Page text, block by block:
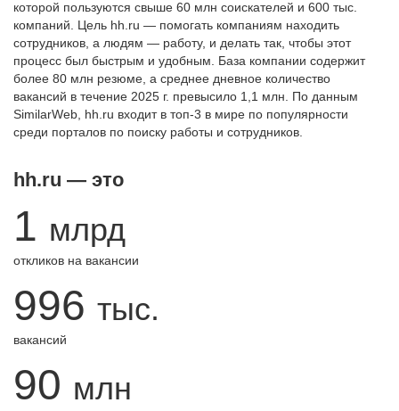
которой пользуются свыше 60 млн соискателей и 600 тыс.
компаний. Цель hh.ru — помогать компаниям находить
сотрудников, а людям — работу, и делать так, чтобы этот
процесс был быстрым и удобным. База компании содержит
более 80 млн резюме, а среднее дневное количество
вакансий в течение 2025 г. превысило 1,1 млн. По данным
SimilarWeb, hh.ru входит в топ-3 в мире по популярности
среди порталов по поиску работы и сотрудников.
hh.ru — это
1 млрд
откликов на вакансии
996 тыс.
вакансий
90 млн